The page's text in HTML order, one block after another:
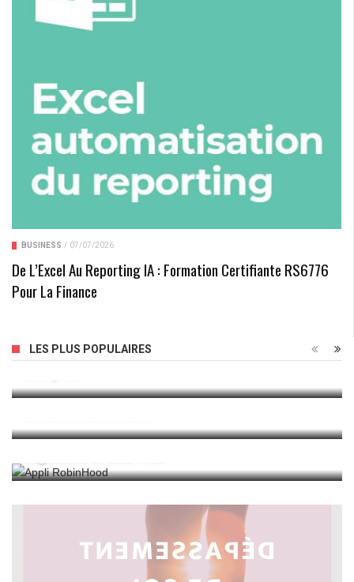
BUSINESS / 07/07/2026
De L’Excel Au Reporting IA : Formation Certifiante RS6776
Pour La Finance
LES PLUS POPULAIRES
Pourquoi L’extrait Kbis Est-Il Essentiel Pour Une Auto-
Astuces Et Conseils Pour Optimiser Votre Utilisation
Les Possibilités Offertes Par Robinhood: Trading